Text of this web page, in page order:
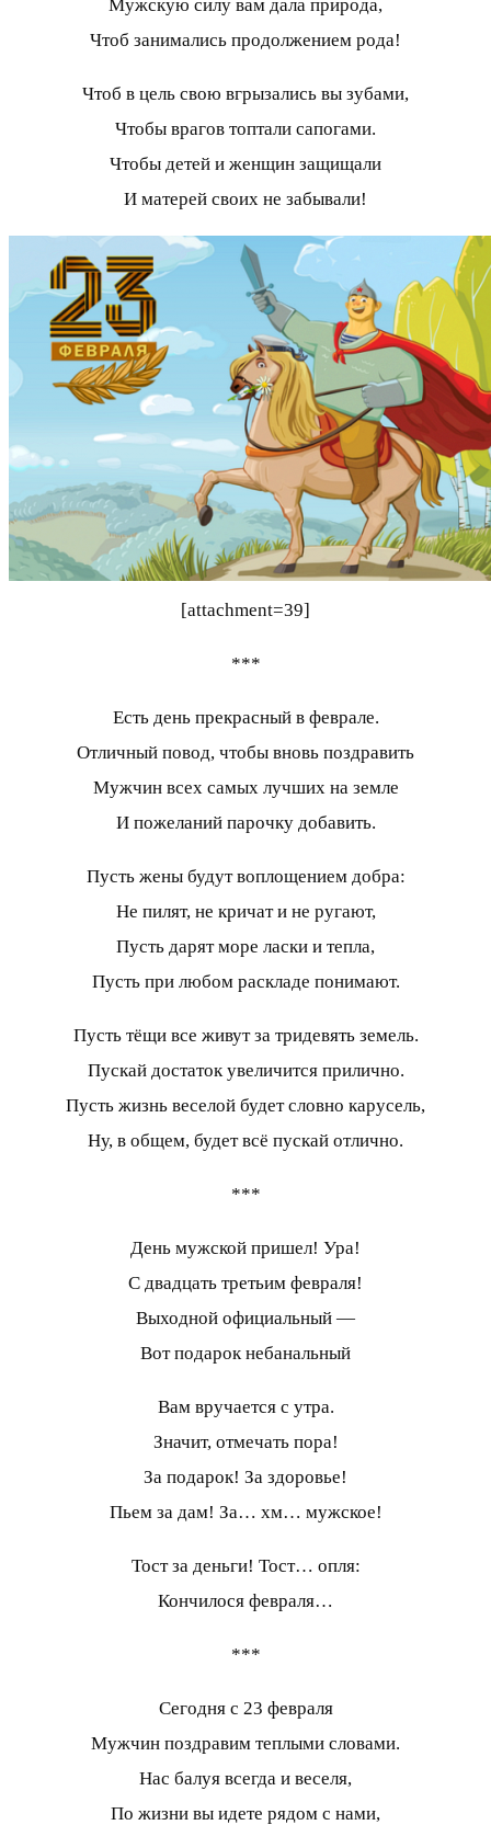
Мужскую силу вам дала природа,
Чтоб занимались продолжением рода!
Чтоб в цель свою вгрызались вы зубами,
Чтобы врагов топтали сапогами.
Чтобы детей и женщин защищали
И матерей своих не забывали!
[attachment=39]
***
Есть день прекрасный в феврале.
Отличный повод, чтобы вновь поздравить
Мужчин всех самых лучших на земле
И пожеланий парочку добавить.
Пусть жены будут воплощением добра:
Не пилят, не кричат и не ругают,
Пусть дарят море ласки и тепла,
Пусть при любом раскладе понимают.
Пусть тёщи все живут за тридевять земель.
Пускай достаток увеличится прилично.
Пусть жизнь веселой будет словно карусель,
Ну, в общем, будет всё пускай отлично.
***
День мужской пришел! Ура!
С двадцать третьим февраля!
Выходной официальный —
Вот подарок небанальный
Вам вручается с утра.
Значит, отмечать пора!
За подарок! За здоровье!
Пьем за дам! За… хм… мужское!
Тост за деньги! Тост… опля:
Кончилося февраля…
***
Сегодня с 23 февраля
Мужчин поздравим теплыми словами.
Нас балуя всегда и веселя,
По жизни вы идете рядом с нами,